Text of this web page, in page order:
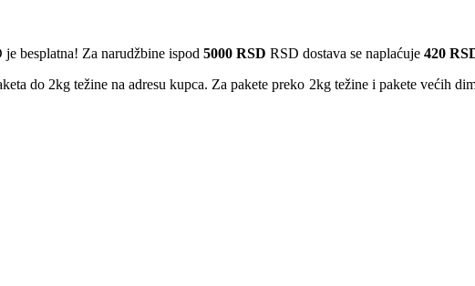
je besplatna! Za narudžbine ispod 5000 RSD RSD dostava se naplaćuje 420
do 2kg težine na adresu kupca. Za pakete preko 2kg težine i pakete većih